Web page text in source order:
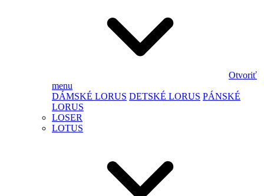
Otvoriť
menu
DÁMSKÉ LORUS DETSKÉ LORUS PÁNSKÉ
LORUS
LOSER
LOTUS